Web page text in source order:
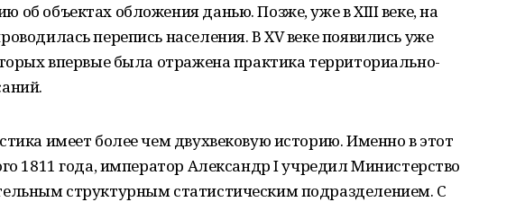
об объектах обложения данью. Позже, уже в XIII веке, на
перепись населения. В XV веке появились уже
впервые была отражена практика территориально-
имеет более чем двухвековую историю. Именно в этот
1811 года, император Александр I учредил Министерство
структурным статистическим подразделением. С